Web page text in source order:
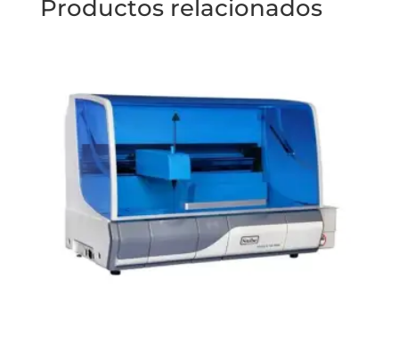
Productos relacionados